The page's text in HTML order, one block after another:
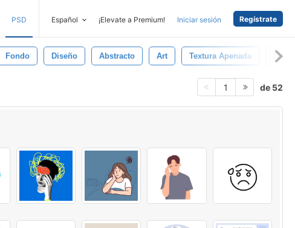
PSD Español ¡Elevate a Premium! Iniciar sesión Regístrate
Fondo Diseño Abstracto Art Textura Apenada
1 de 52